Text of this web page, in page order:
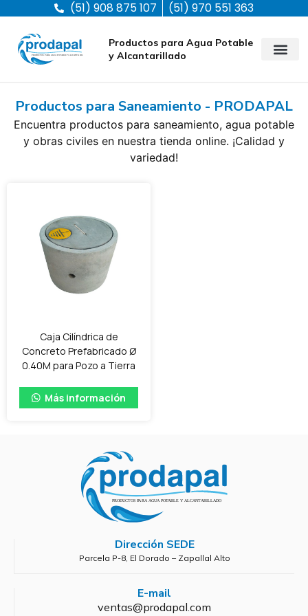
(51) 908 875 107 (51) 970 551 363
Productos para Agua Potable
y Alcantarillado
Productos para Saneamiento - PRODAPAL
Encuentra productos para saneamiento, agua potable
y obras civiles en nuestra tienda online. ¡Calidad y
variedad!
Caja Cilíndrica de
Concreto Prefabricado Ø
0.40M para Pozo a Tierra
Más información
Dirección SEDE
Parcela P-8, El Dorado – Zapallal Alto
E-mail
ventas@prodapal.com